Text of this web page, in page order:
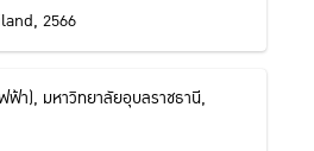
2566
ฟ้า), มหาวิทยาลัยอุบลราชธานี,